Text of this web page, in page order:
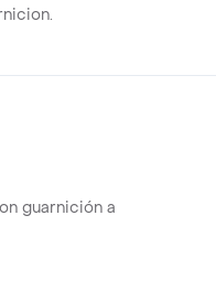
guarnicion.
guarnición a